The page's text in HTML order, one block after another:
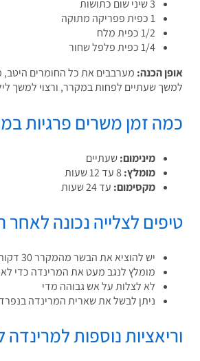
הכנה:מערבבים את כל החומרים היטב, משרים
שעתיים לפחות במקרר, ורצוי למשך לילה
זמן משרים פרגיות
מינימום:שעתיים
מומלץ:8 עד 12 שעות
מקסימום:עד 24 שעות
לצלייה נכונה לאחר
יש להוציא את הבשר מהמקרר 30 דקות לפני הצלייה
מומלץ לנגב מעט את המרינדה כדי לאפשר
לא לצלות על אש גבוהה מדי
ניתן לבשל את שארית המרינדה בנפרד
נוספות למרינדה